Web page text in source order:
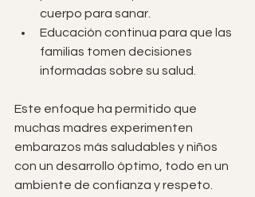
cuerpo para sanar.
Educación continua para que las
familias tomen decisiones
informadas sobre su salud.
Este enfoque ha permitido que
muchas madres experimenten
embarazos más saludables y niños
con un desarrollo óptimo, todo en un
ambiente de confianza y respeto.